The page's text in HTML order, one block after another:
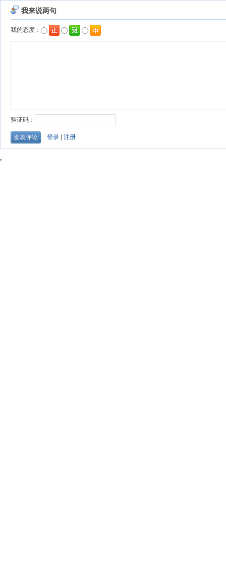
我来说两句
我的态度：
验证码：
登录 注册